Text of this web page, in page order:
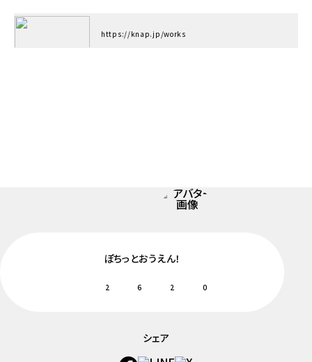
https://knap.jp/works
ぽちっとおうえん！
2 6 2 0
シェア